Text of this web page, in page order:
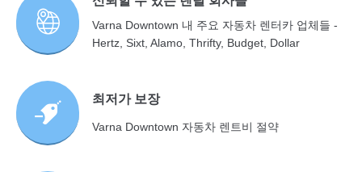
Varna Downtown 내 주요 자동차 렌터카 업체들 -
Hertz, Sixt, Alamo, Thrifty, Budget, Dollar
최저가 보장
Varna Downtown 자동차 렌트비 절약